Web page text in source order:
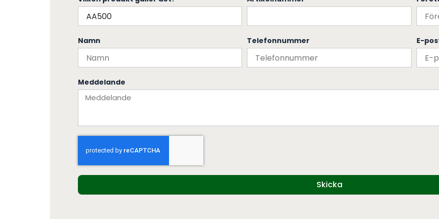
Namn Telefonnummer E-
Meddelande
Skicka